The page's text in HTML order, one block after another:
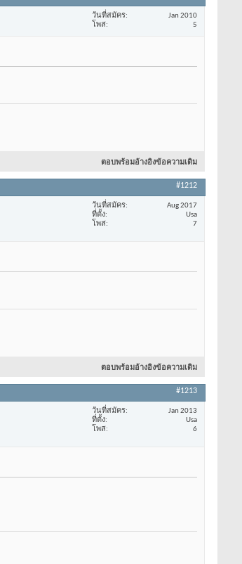
วันที่สมัคร
Jan 2010
โพส
5
ตอบพร้อมอ้างอิงข้อความเดิม
#1212
วันที่สมัคร
Aug 2017
ที่ตั้ง
Usa
โพส
7
ตอบพร้อมอ้างอิงข้อความเดิม
#1213
วันที่สมัคร
Jan 2013
ที่ตั้ง
Usa
โพส
6